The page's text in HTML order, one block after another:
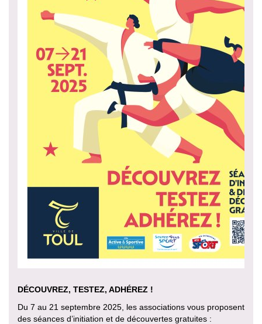
DÉCOUVREZ, TESTEZ, ADHÉREZ !
Du 7 au 21 septembre 2025, les associations vous proposent
des séances d’initiation et de découvertes gratuites :